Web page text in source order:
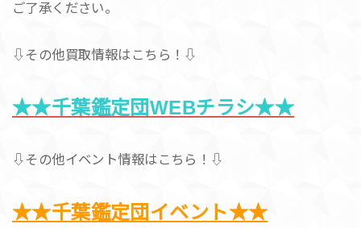
ご了承ください。
⇩その他買取情報はこちら！⇩
★★千葉鑑定団WEBチラシ★★
⇩その他イベント情報はこちら！⇩
★★千葉鑑定団イベント★★